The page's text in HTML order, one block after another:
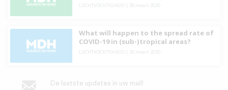
LUCHTVOCHTIGHEID| 30 maart 2020
What will happen to the spread rate of
COVID-19 in (sub-)tropical areas?
LUCHTVOCHTIGHEID| 30 maart 2020
De laatste updates in uw mail!